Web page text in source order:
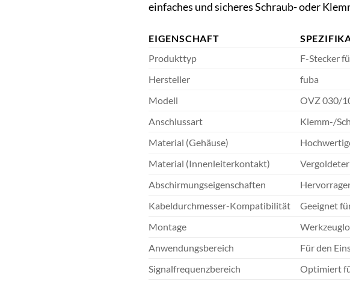
einfaches und sicheres Schraub- oder
EIGENSCHAFT
Produkttyp
F-Stecker
Hersteller
fuba
Modell
OVZ 030/
Anschlussart
Klemm-/
Material (Gehäuse)
Material (Innenleiterkontakt)
Abschirmungseigenschaften
Kabeldurchmesser-Kompatibilität
Geeignet
Montage
Anwendungsbereich
Für den
Signalfrequenzbereich
Optimiert